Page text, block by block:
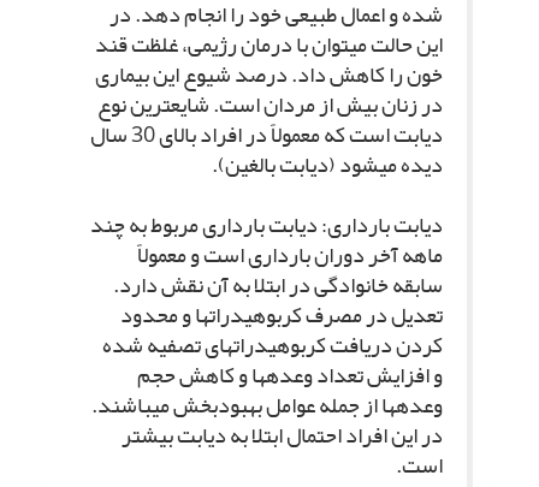
شده و اعمال طبیعى خود را انجام دهد. در
این حالت مى‏توان با درمان رژیمى، غلظت قند
خون را کاهش داد. درصد شیوع این بیمارى
در زنان بیش از مردان است. شایع‏ترین نوع
دیابت است که معمولاً در افراد بالاى 30 سال
دیده مى‏شود (دیابت بالغین).
دیابت باردارى: دیابت باردارى مربوط به چند
ماهه آخر دوران باردارى است و معمولاً
سابقه خانوادگى در ابتلا به آن نقش دارد.
تعدیل در مصرف کربوهیدرات‏ها و محدود
کردن دریافت کربوهیدرات‏هاى تصفیه شده
و افزایش تعداد وعده‏ها و کاهش حجم
وعده‏ها از جمله عوامل بهبودبخش مى‏باشند.
در این افراد احتمال ابتلا به دیابت بیشتر
است.